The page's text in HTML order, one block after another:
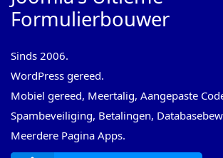
Formulierbouwer
Sinds 2006.
WordPress gereed.
Mobiel gereed, Meertalig, Aangepaste
Spambeveiliging, Betalingen,
Meerdere Pagina Apps.